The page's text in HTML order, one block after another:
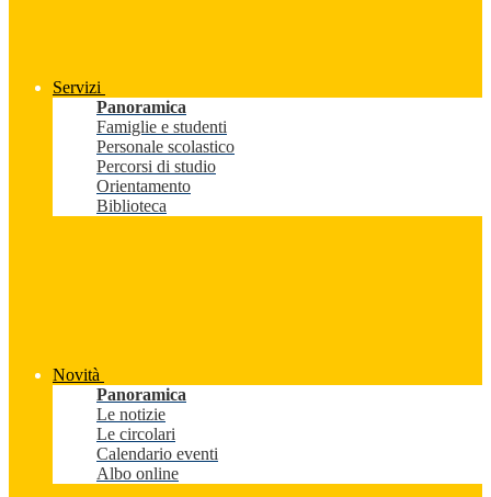
Servizi
Panoramica
Famiglie e studenti
Personale scolastico
Percorsi di studio
Orientamento
Biblioteca
Novità
Panoramica
Le notizie
Le circolari
Calendario eventi
Albo online